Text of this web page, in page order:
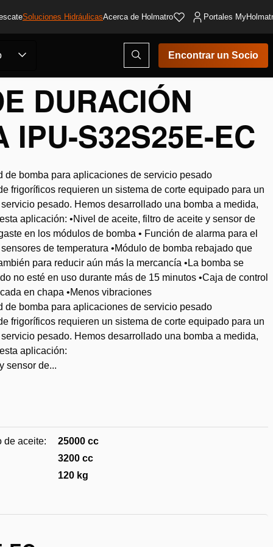
Soluciones HidráulicasAcerca de Holmatro Portales
Abrir
ventana
modal
de
búsqueda
Encontrar un Socio
DURACIÓN
IPU-S32S25E-EC
de bomba para aplicaciones de servicio pesado
frigoríficos requieren un sistema de corte equipado para un
pesado. Hemos desarrollado una bomba a medida,
aplicación: •Nivel de aceite, filtro de aceite y sensor de
en los módulos de bomba • Función de alarma para el
de temperatura •Módulo de bomba rebajado que
para reducir aún más la mercancía •La bomba se
no esté en uso durante más de 15 minutos •Caja de control
en chapa •Menos vibraciones
de bomba para aplicaciones de servicio pesado
frigoríficos requieren un sistema de corte equipado para un
pesado. Hemos desarrollado una bomba a medida,
aplicación:
sensor de...
de aceite:
25000 cc
3200 cc
120 kg